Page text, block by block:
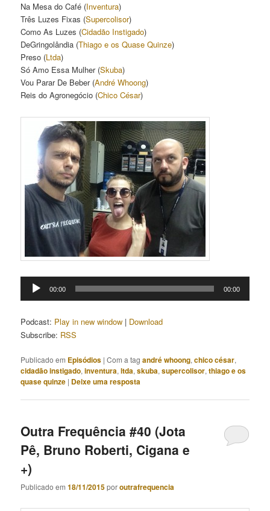
Na Mesa do Café (Inventura)
Três Luzes Fixas (Supercolisor)
Como As Luzes (Cidadão Instigado)
DeGringolândia (Thiago e os Quase Quinze)
Preso (Ltda)
Só Amo Essa Mulher (Skuba)
Vou Parar De Beber (André Whoong)
Reis do Agronegócio (Chico César)
Tocador
00:00 00:00
Podcast: Play in new window | Download
Subscribe: RSS
Publicado em Episódios |Com a tagandré whoong,chico césar,
cidadão instigado,inventura,ltda,skuba,supercolisor,thiago e os
quase quinze | Deixe uma resposta
Outra Frequência #40 (Jota
Pê, Bruno Roberti, Cigana e
+)
Publicado em18/11/2015poroutrafrequencia